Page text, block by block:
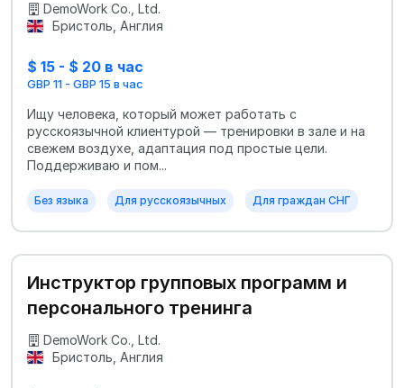
DemoWork Co., Ltd.
Бристоль, Англия
$ 15 - $ 20 в час
GBP 11 - GBP 15 в час
Ищу человека, который может работать с
русскоязычной клиентурой — тренировки в зале и на
свежем воздухе, адаптация под простые цели.
Поддерживаю и пом...
Без языка Для русскоязычных Для граждан СНГ
Инструктор групповых программ и
персонального тренинга
DemoWork Co., Ltd.
Бристоль, Англия